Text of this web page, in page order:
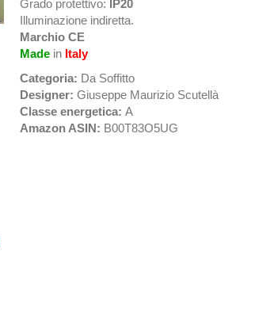
Grado protettivo: IP20
Illuminazione indiretta.
Marchio CE
Made in Italy
Categoria: Da Soffitto
Designer: Giuseppe Maurizio Scutellà
Classe energetica: A
Amazon ASIN: B00T83O5UG